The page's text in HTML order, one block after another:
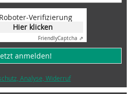
Verifizierung
Hier klicken
FriendlyCaptcha ⇗
anmelden!
Analyse, Widerruf